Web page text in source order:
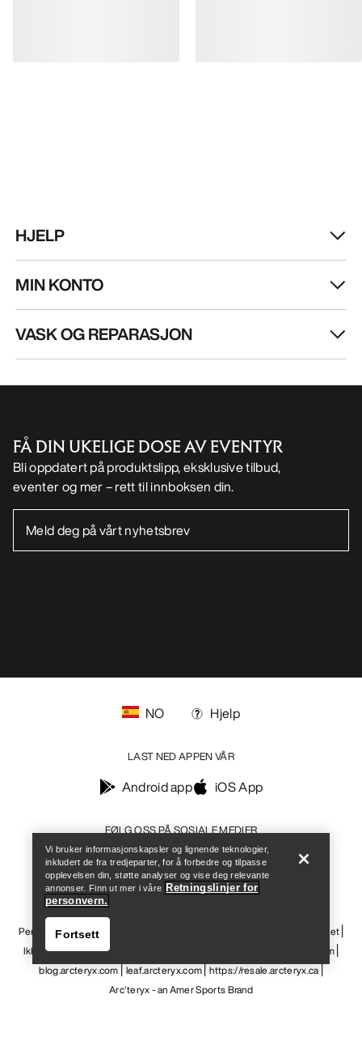
HJELP
MIN KONTO
VASK OG REPARASJON
FÅ DIN UKELIGE DOSE AV EVENTYR
Bli oppdatert på produktslipp, eksklusive tilbud,
eventer og mer – rett til innboksen din.
FØLG OSS PÅ SOSIALE MEDIER
NO Hjelp
LAST NED APPEN VÅR
Android app iOS App
Informasjonskapsler
Personvernerklæring
Tilgjengelighet
Ikke selg mine personopplysninger
outlet.arcteryx.com
blog.arcteryx.com leaf.arcteryx.com https://resale.arcteryx.ca
Arc'teryx - an Amer Sports Brand
Vi bruker informasjonskapsler og lignende teknologier,
inkludert de fra tredjeparter, for å forbedre og tilpasse
opplevelsen din, støtte analyser og vise deg relevante
annonser. Finn ut mer i våre Retningslinjer for
personvern.
Fortsett